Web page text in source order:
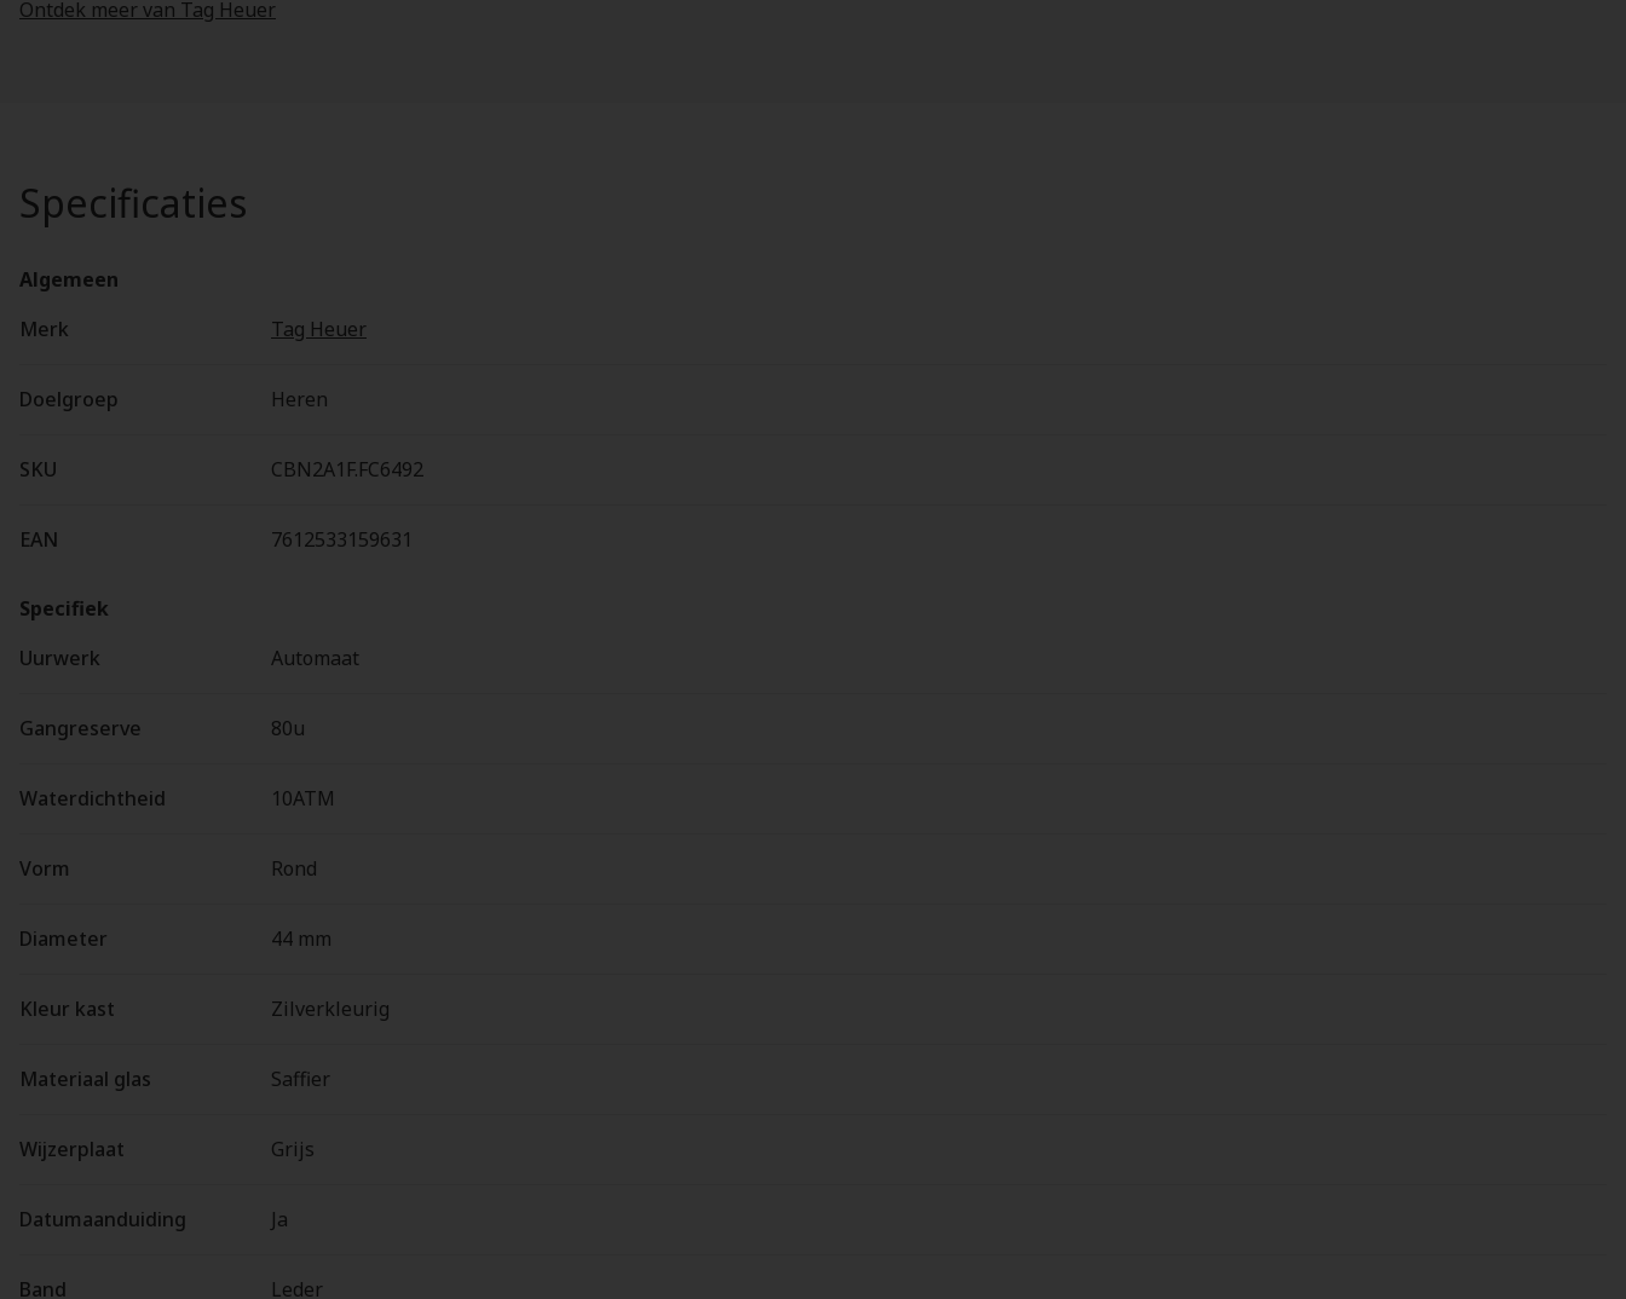
Ontdek meer van Tag Heuer
Specificaties
Algemeen
Merk
Tag Heuer
Doelgroep Heren
SKU CBN2A1F.FC6492
EAN 7612533159631
Specifiek
Uurwerk
Automaat
Gangreserve 80u
Waterdichtheid 10ATM
Vorm Rond
Diameter 44 mm
Kleur kast Zilverkleurig
Materiaal glas Saffier
Wijzerplaat Grijs
Datumaanduiding Ja
Band Leder